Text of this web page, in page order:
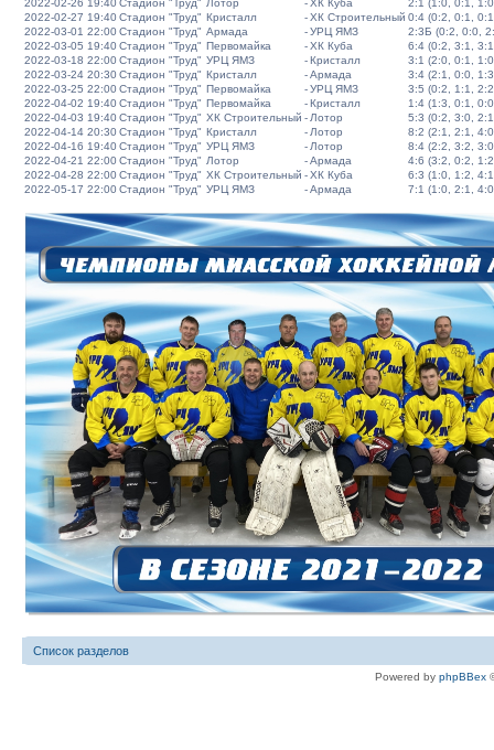
2022-02-27 19:40Стадион "Труд" Кристалл -ХК Строительный 0:4 (0:2, 0:1,
2022-03-01 22:00Стадион "Труд" Армада -УРЦ ЯМЗ
2:3Б (0:2, 0:0,
2022-03-05 19:40Стадион "Труд" Первомайка -ХК Куба
6:4 (0:2, 3:1,
2022-03-18 22:00Стадион "Труд" УРЦ ЯМЗ -Кристалл
3:1 (2:0, 0:1,
2022-03-24 20:30Стадион "Труд" Кристалл -Армада
3:4 (2:1, 0:0,
2022-03-25 22:00Стадион "Труд" Первомайка -УРЦ ЯМЗ
3:5 (0:2, 1:1,
2022-04-02 19:40Стадион "Труд" Первомайка -Кристалл
1:4 (1:3, 0:1,
2022-04-03 19:40Стадион "Труд" ХК Строительный - Лотор
5:3 (0:2, 3:0,
2022-04-14 20:30Стадион "Труд" Кристалл - Лотор
8:2 (2:1, 2:1,
2022-04-16 19:40Стадион "Труд" УРЦ ЯМЗ - Лотор
8:4 (2:2, 3:2,
2022-04-21 22:00Стадион "Труд" Лотор -Армада
4:6 (3:2, 0:2,
2022-04-28 22:00Стадион "Труд" ХК Строительный -ХК Куба
6:3 (1:0, 1:2,
2022-05-17 22:00Стадион "Труд" УРЦ ЯМЗ -Армада 7:1 (1:0, 2:1,
Список разделов
Powered by phpBBex